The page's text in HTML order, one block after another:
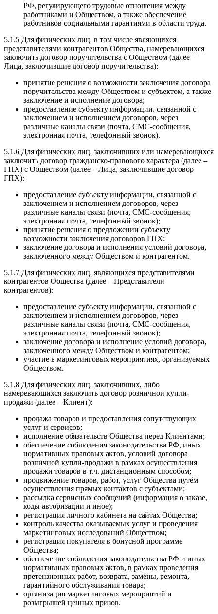
РФ, регулирующего трудовые отношения между
работниками и Обществом, а также обеспечение
работников социальными гарантиями в области труда.
5.1.5 Для физических лиц, в том числе являющихся
представителями контрагентов Общества, намеревающихся
заключить договор поручительства с Обществом (далее –
Лица, заключившие договор поручительства):
принятие решения о возможности заключения договора
поручительства между Обществом и субъектом, а также
заключение и исполнение договора;
предоставление субъекту информации, связанной с
заключением и исполнением договоров, через
различные каналы связи (почта, СМС-сообщения,
электронная почта, телефонный звонок).
5.1.6 Для физических лиц, заключивших или намеревающихся
заключить договор гражданско-правового характера (далее –
ГПХ) с Обществом (далее – Лица, заключившие договор
ГПХ):
предоставление субъекту информации, связанной с
заключением и исполнением договоров, через
различные каналы связи (почта, СМС-сообщения,
электронная почта, телефонный звонок);
принятие решения о предложении субъекту
возможности заключения договоров ГПХ;
заключение договора и исполнения условий договора,
заключенного между Обществом и контрагентом.
5.1.7 Для физических лиц, являющихся представителями
контрагентов Общества (далее – Представители
контрагентов):
предоставление субъекту информации, связанной с
заключением и исполнением договоров, через
различные каналы связи (почта, СМС-сообщения,
электронная почта, телефонный звонок);
заключение договора и исполнение условий договора,
заключенного между Обществом и контрагентом;
участие в маркетинговых мероприятиях, организуемых
Обществом.
5.1.8 Для физических лиц, заключивших, либо
намеревающихся заключить договор розничной купли-
продажи (далее – Клиент):
продажа товаров и предоставления сопутствующих
услуг и сервисов;
исполнение обязательств Общества перед Клиентами;
обеспечение соблюдения законодательства РФ, иных
нормативных правовых актов, условий договора
розничной купли-продажи в рамках осуществления
продажи товаров в т.ч. дистанционным способом;
продвижение товаров, работ, услуг Общества путём
осуществления прямых контактов с субъектами;
рассылка сервисных сообщений (информация о заказе,
коды авторизации и иное);
регистрация личного кабинета на сайтах Общества;
контроль качества оказываемых услуг и проведения
маркетинговых исследований Обществом;
регистрация покупателя в бонусной программе
Общества;
обеспечение соблюдения законодательства РФ и иных
нормативных правовых актов, в рамках проведения
претензионных работ, возврата, замены, ремонта,
гарантийного обслуживания товара;
организация маркетинговых мероприятий и
розыгрышей ценных призов.